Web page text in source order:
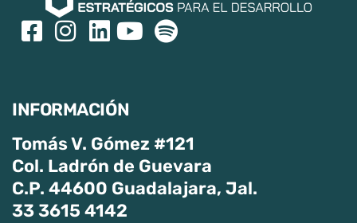
INFORMACIÓN
Tomás V. Gómez #121
Col. Ladrón de Guevara
C.P. 44600 Guadalajara, Jal.
33 3615 4142